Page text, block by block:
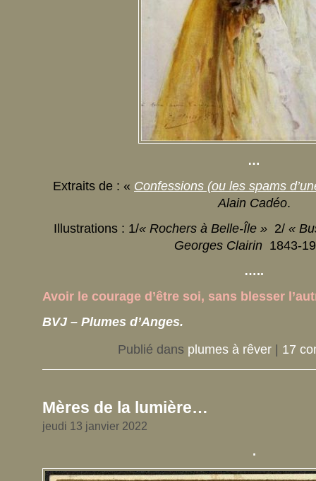
…
Extraits de : « Confessions (ou les spams
Alain Cadéo.
Illustrations : 1/« Rochers à Belle-Île » 2/ «
Georges Clairin 1843-
…..
Avoir le courage d’être soi, sans blesser
BVJ – Plumes d’Anges.
Publié dans plumes à rêver 17
Mères de la lumière…
jeudi 13 janvier 2022
.